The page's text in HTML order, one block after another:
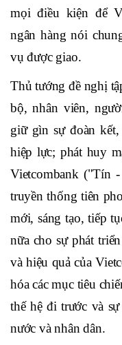
động, năng lực
ngân hàng số 1 tại
vươn tầm khu vực
các ngành, các địa
mọi điều kiện để
ngân hàng nói
vụ được giao.
Thủ tướng đề nghị
bộ, nhân viên,
giữ gìn sự đoàn
hiệp lực; phát huy
Vietcombank ("Tín
truyền thống tiên
mới, sáng tạo, tiếp
nữa cho sự phát